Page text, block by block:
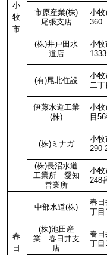
小
牧
市
市原産業(株)
尾張支店
小牧
360
(株)井戸田水
道店
小牧
(有)尾北住設
小牧
二丁
伊藤水道工業
(株)
小牧
目
(株)ミナガ
小牧
290-
(株)長沼水道
工業所 愛知
営業所
小牧
248
春
日
中部水道(株)
春日
丁目
(株)池田産
業 春日井支
店
春日
丁目